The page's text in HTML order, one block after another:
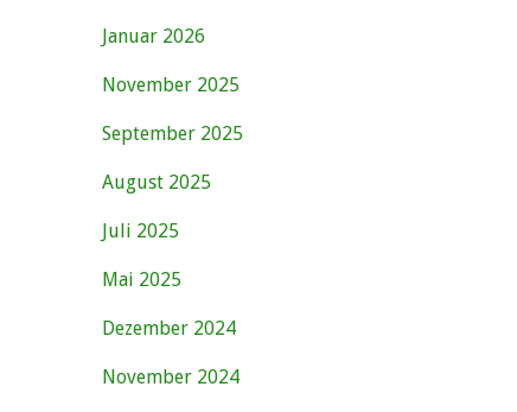
Januar 2026
November 2025
September 2025
August 2025
Juli 2025
Mai 2025
Dezember 2024
November 2024